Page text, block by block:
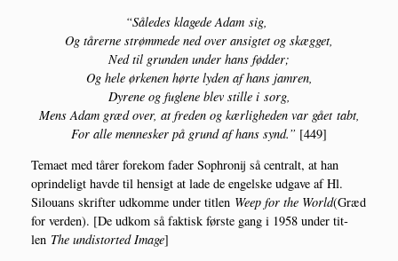
“Såle­des kla­ge­de Adam sig,
Og tårer­ne strøm­me­de ned over ansig­tet og skægget,
Ned til grun­den under hans fødder;
Og hele ørke­nen hør­te lyden af hans jamren,
Dyre­ne og fug­le­ne blev stil­le i sorg,
Mens Adam græd over, at fre­den og kær­lig­he­den var gået tabt,
For alle men­ne­sker på grund af hans synd.” [449]
Tema­et med tårer fore­kom fader Sop­hro­nij så cen­tralt, at han
oprin­de­ligt hav­de til hen­sigt at lade de engel­ske udga­ve af Hl.
Silou­ans skrif­ter udkom­me under tit­len Weep for the Wor­ld(Græd
for ver­den). [De udkom så fak­tisk før­ste gang i 1958 under tit­
len The undi­stor­ted Ima­ge]